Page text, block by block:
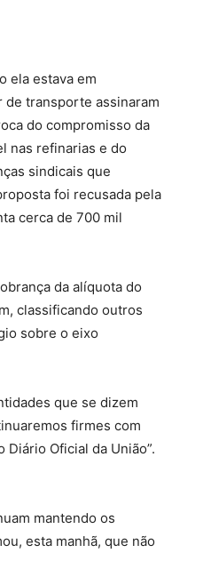
ela estava em
de transporte assinaram
do compromisso da
nas refinarias e do
sindicais que
foi recusada pela
cerca de 700 mil
da alíquota do
classificando outros
sobre o eixo
que se dizem
firmes com
Oficial da União”.
mantendo os
esta manhã, que não